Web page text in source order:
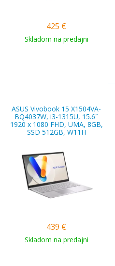
425 €
Skladom na predajni
ASUS Vivobook 15 X1504VA-
BQ4037W, i3-1315U, 15.6˝
1920 x 1080 FHD, UMA, 8GB,
SSD 512GB, W11H
439 €
Skladom na predajni